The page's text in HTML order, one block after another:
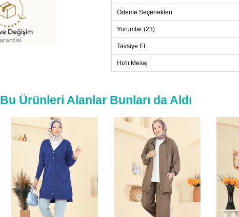
Ödeme Seçenekleri
Yorumlar (23)
Tavsiye Et
Hızlı Mesaj
Bu Ürünleri Alanlar Bunları da Aldı